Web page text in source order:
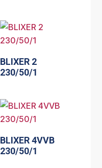
BLIXER 2
230/50/1
BLIXER 4VVB
230/50/1